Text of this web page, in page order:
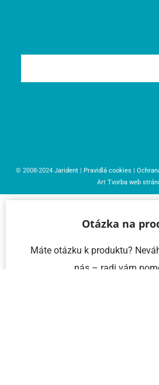
© 2008-2024 Jarident | Pravidlá cookies |
Art Tvorba web
Otázka na
Máte otázku k produktu?
nás – radi vám